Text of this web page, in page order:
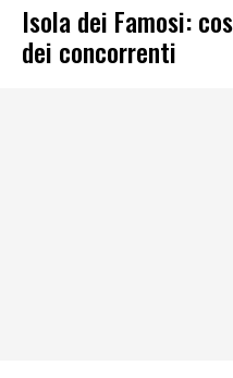
Isola dei Famosi:
dei concorrenti